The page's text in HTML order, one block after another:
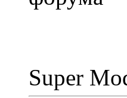
Super